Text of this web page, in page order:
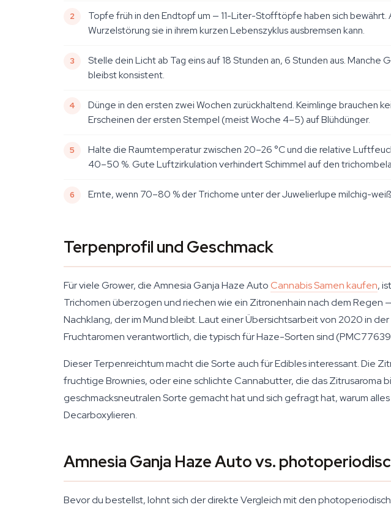
Topfe früh in den Endtopf um — 11-Liter-Stofftöpfe haben sich
Wurzelstörung sie in ihrem kurzen Lebenszyklus ausbremsen kann.
Stelle dein Licht ab Tag eins auf 18 Stunden an, 6 Stunden aus.
bleibst konsistent.
Dünge in den ersten zwei Wochen zurückhaltend. Keimlinge brauchen
Erscheinen der ersten Stempel (meist Woche 4–5) auf Blühdünger.
Halte die Raumtemperatur zwischen 20–26 °C und die relative
40–50 %. Gute Luftzirkulation verhindert Schimmel auf den
Ernte, wenn 70–80 % der Trichome unter der Juwelierlupe milchig-
Terpenprofil und Geschmack
Für viele Grower, die Amnesia Ganja Haze AutoCannabis Samen kaufen,
Trichomen überzogen und riechen wie ein Zitronenhain nach dem
Nachklang, der im Mund bleibt. Laut einer Übersichtsarbeit von 2020 in
Fruchtaromen verantwortlich, die typisch für Haze-Sorten sind
Dieser Terpenreichtum macht die Sorte auch für Edibles interessant. Die
fruchtige Brownies, oder eine schlichte Cannabutter, die das Zitrusaroma
geschmacksneutralen Sorte gemacht hat und sich gefragt hat, warum
Decarboxylieren.
Amnesia Ganja Haze Auto vs.
Bevor du bestellst, lohnt sich der direkte Vergleich mit den